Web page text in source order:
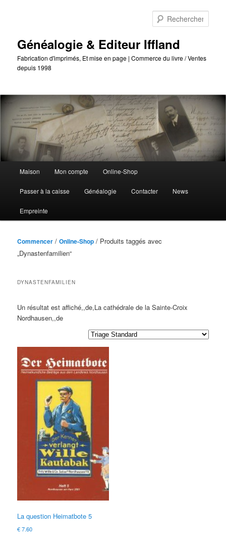
Généalogie & Editeur Iffland
Fabrication d'imprimés, Et mise en page | Commerce du livre / Ventes
depuis 1998
Maison Mon compte Online-Shop
Passer à la caisse Généalogie Contacter News
Empreinte
Commencer /Online-Shop / Produits taggés avec
„Dynastenfamilien“
DYNASTENFAMILIEN
Un résultat est affiché,,de,La cathédrale de la Sainte-Croix
Nordhausen,,de
La question Heimatbote 5
€7.60